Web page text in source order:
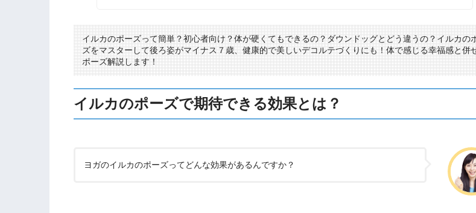
イルカのポーズって簡単？初心者向け？体が硬くてもできるの？ダウンドッグとどう違うの？イルカの
ズをマスターして後ろ姿がマイナス７歳、健康的で美しいデコルテづくりにも！体で感じる幸福感と併
ポーズ解説します！
イルカのポーズで期待できる効果とは？
ヨガのイルカのポーズってどんな効果があるんですか？